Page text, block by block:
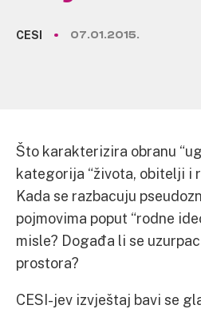
CESI 07.01.2015.
Što karakterizira obranu
kategorija “života, obitelji i
Kada se razbacuju
pojmovima poput “rodne
misle? Događa li se
prostora?
CESI-jev izvještaj bavi se